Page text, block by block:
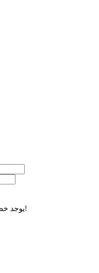
يوجد خطأ في اسم المستخدم أو كلمة المرور!